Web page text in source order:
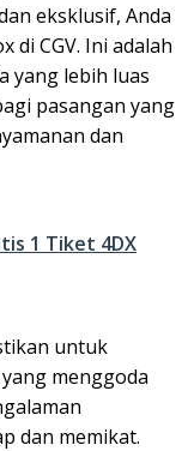
eksklusif, Anda
di CGV. Ini adalah
yang lebih luas
pasangan yang
dan
1 Tiket 4DX
untuk
menggoda
dan memikat.